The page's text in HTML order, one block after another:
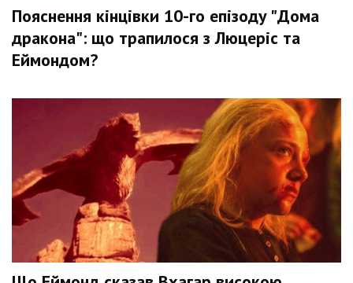
Пояснення кінцівки 10-го епізоду "Дома
дракона": що трапилося з Люцеріс та
Еймондом?